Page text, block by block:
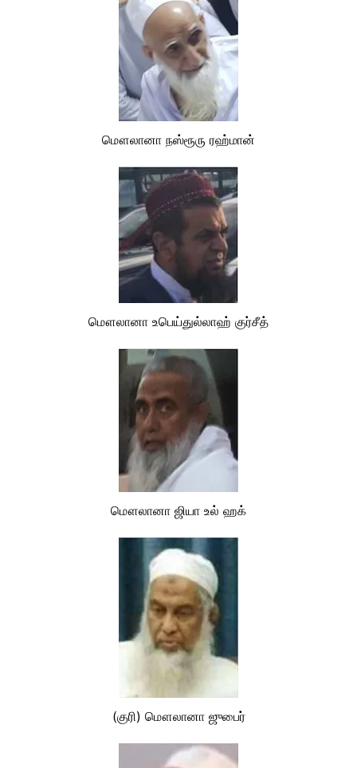
மௌலானா நஸ்ரூரு ரஹ்மான்
மௌலானா உபெய்துல்லாஹ் குர்சீத்
மௌலானா ஜியா உல் ஹக்
(குரி) மௌலானா ஜுபைர்